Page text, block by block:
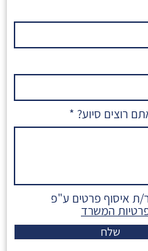
רוצים סיוע?
ת איסוף פרטים ע"פ
המשרד
שלח